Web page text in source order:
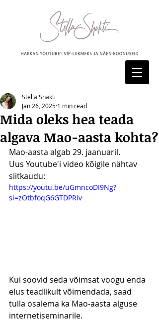
Mida oleks hea teada
algava Mao-aasta kohta?
Stella Shakti
Jan 26, 2025 1 min read
Mao-aasta algab 29. jaanuaril.
Uus Youtube'i video kõigile nähtav
siitkaudu:
https://youtu.be/uGmncoDI9Ng?
si=zOtbfoqG6GTDPRiv
Kui soovid seda võimsat voogu enda
elus teadlikult võimendada, saad
tulla osalema ka Mao-aasta alguse
internetiseminarile.